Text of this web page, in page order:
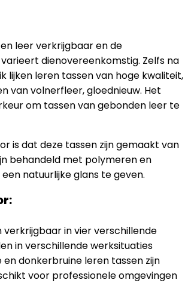
leer verkrijgbaar en de
dienovereenkomstig. Zelfs na
lijken leren tassen van hoge kwaliteit,
van volnerfleer, gloednieuw. Het
om tassen van gebonden leer te
is dat deze tassen zijn gemaakt van
behandeld met polymeren en
​​natuurlijke glans te geven.
verkrijgbaar in vier verschillende
in verschillende werksituaties
donkerbruine leren tassen zijn
voor professionele omgevingen